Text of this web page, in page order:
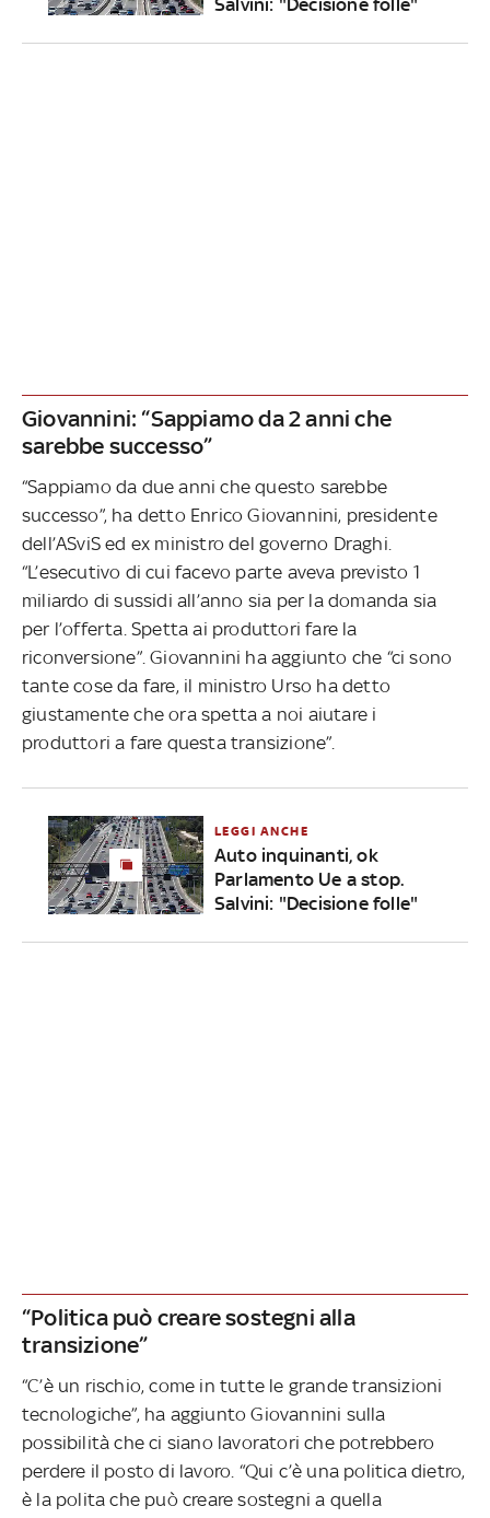
Giovannini: “Sappiamo da 2 anni che
sarebbe successo”
“Sappiamo da due anni che questo sarebbe
successo”, ha detto Enrico Giovannini, presidente
dell’ASviS ed ex ministro del governo Draghi.
“L’esecutivo di cui facevo parte aveva previsto 1
miliardo di sussidi all’anno sia per la domanda sia
per l’offerta. Spetta ai produttori fare la
riconversione”. Giovannini ha aggiunto che “ci sono
tante cose da fare, il ministro Urso ha detto
giustamente che ora spetta a noi aiutare i
produttori a fare questa transizione”.
LEGGI ANCHE
Auto inquinanti, ok
Parlamento Ue a stop.
Salvini: "Decisione folle"
“Politica può creare sostegni alla
transizione”
“C’è un rischio, come in tutte le grande transizioni
tecnologiche”, ha aggiunto Giovannini sulla
possibilità che ci siano lavoratori che potrebbero
perdere il posto di lavoro. “Qui c’è una politica dietro,
è la polita che può creare sostegni a quella